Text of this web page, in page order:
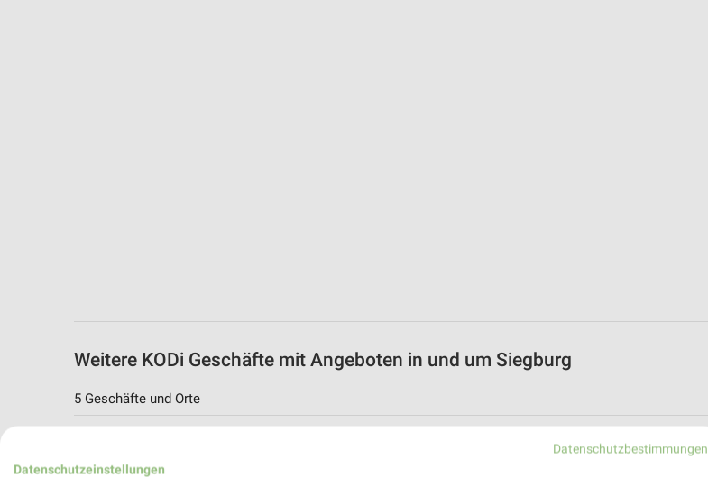
Weitere KODi Geschäfte mit Angeboten in und um Siegburg
5 Geschäfte und Orte
Troisdorf, Deutschland
Datenschutzbestimmungen
Datenschutzeinstellungen